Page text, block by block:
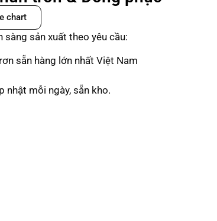
chart
sàng sản xuất theo yêu cầu:
sẵn hàng lớn nhất Việt Nam
nhật mỗi ngày, sẵn kho.